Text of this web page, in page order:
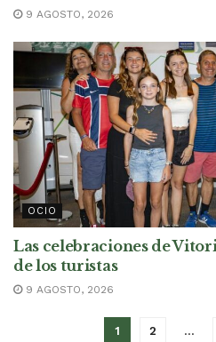
9 AGOSTO, 2026
OCIO
Las celebraciones de
de los turistas
9 AGOSTO, 2026
1 2 …